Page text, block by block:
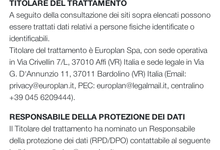
TITOLARE DEL TRATTAMENTO
A seguito della consultazione dei siti sopra elencati possono
essere trattati dati relativi a persone fisiche identificate o
identificabili.
Titolare del trattamento è Europlan Spa, con sede operativa
in Via Crivellin 7/L, 37010 Affi (VR) Italia e sede legale in Via
G. D'Annunzio 11, 37011 Bardolino (VR) Italia (Email:
privacy@europlan.it, PEC: europlan@legalmail.it, centralino
+39 045 6209444).
RESPONSABILE DELLA PROTEZIONE DEI DATI
Il Titolare del trattamento ha nominato un Responsabile
della protezione dei dati (RPD/DPO) contattabile al seguente